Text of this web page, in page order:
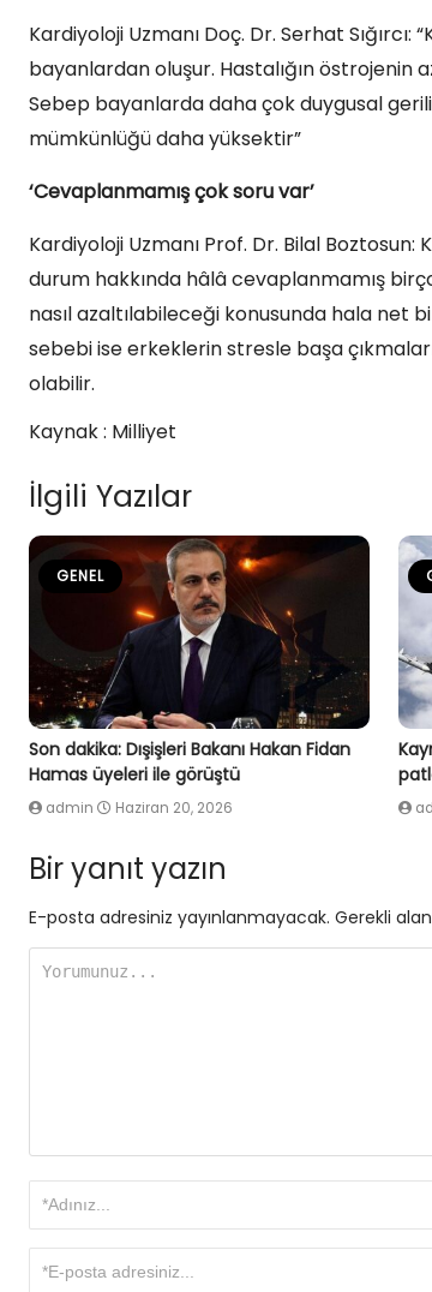
Kardiyoloji Uzmanı Doç. Dr. Serhat
bayanlardan oluşur. Hastalığın östrojenin
Sebep bayanlarda daha çok duygusal
mümkünlüğü daha yüksektir”
‘Cevaplanmamış çok soru var’
Kardiyoloji Uzmanı Prof. Dr. Bilal
durum hakkında hâlâ cevaplanmamış
nasıl azaltılabileceği konusunda hala net
sebebi ise erkeklerin stresle başa
olabilir.
Kaynak : Milliyet
İlgili Yazılar
GENEL
Son dakika: Dışişleri Bakanı Hakan Fidan
Hamas üyeleri ile görüştü
admin Haziran 20, 2026
Bir yanıt yazın
E-posta adresiniz yayınlanmayacak. Gerekli